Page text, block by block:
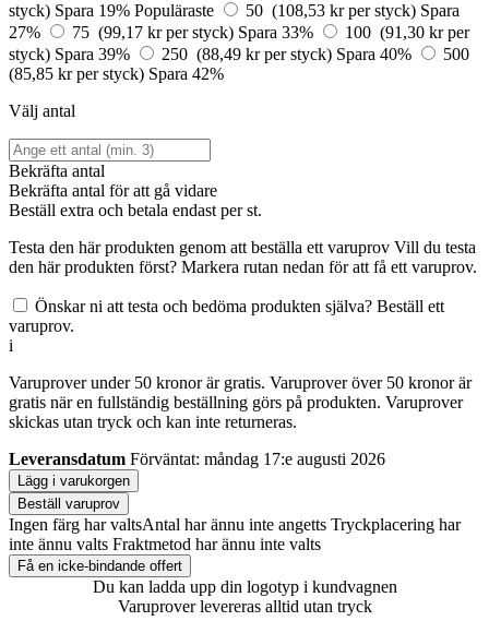
styck) Spara 19% Populäraste 50 (108,53 kr per styck) Spara
27%
75 (99,17 kr per styck) Spara 33%
100 (91,30 kr per
styck) Spara 39% 250 (88,49 kr per styck) Spara 40%
500
(85,85 kr per styck) Spara 42%
Välj antal
Bekräfta antal
Bekräfta antal för att gå vidare
Beställ extra och betala endast per st.
Testa den här produkten genom att beställa ett varuprov Vill du testa
den här produkten först? Markera rutan nedan för att få ett varuprov.
Önskar ni att testa och bedöma produkten själva? Beställ ett
varuprov.
i
Varuprover under 50 kronor är gratis. Varuprover över 50 kronor är
gratis när en fullständig beställning görs på produkten. Varuprover
skickas utan tryck och kan inte returneras.
Leveransdatum Förväntat: måndag 17:e augusti 2026
Lägg i varukorgen
Beställ varuprov
Ingen färg har valtsAntal har ännu inte angetts Tryckplacering har
inte ännu valts Fraktmetod har ännu inte valts
Få en icke-bindande offert
Du kan ladda upp din logotyp i kundvagnen
Varuprover levereras alltid utan tryck